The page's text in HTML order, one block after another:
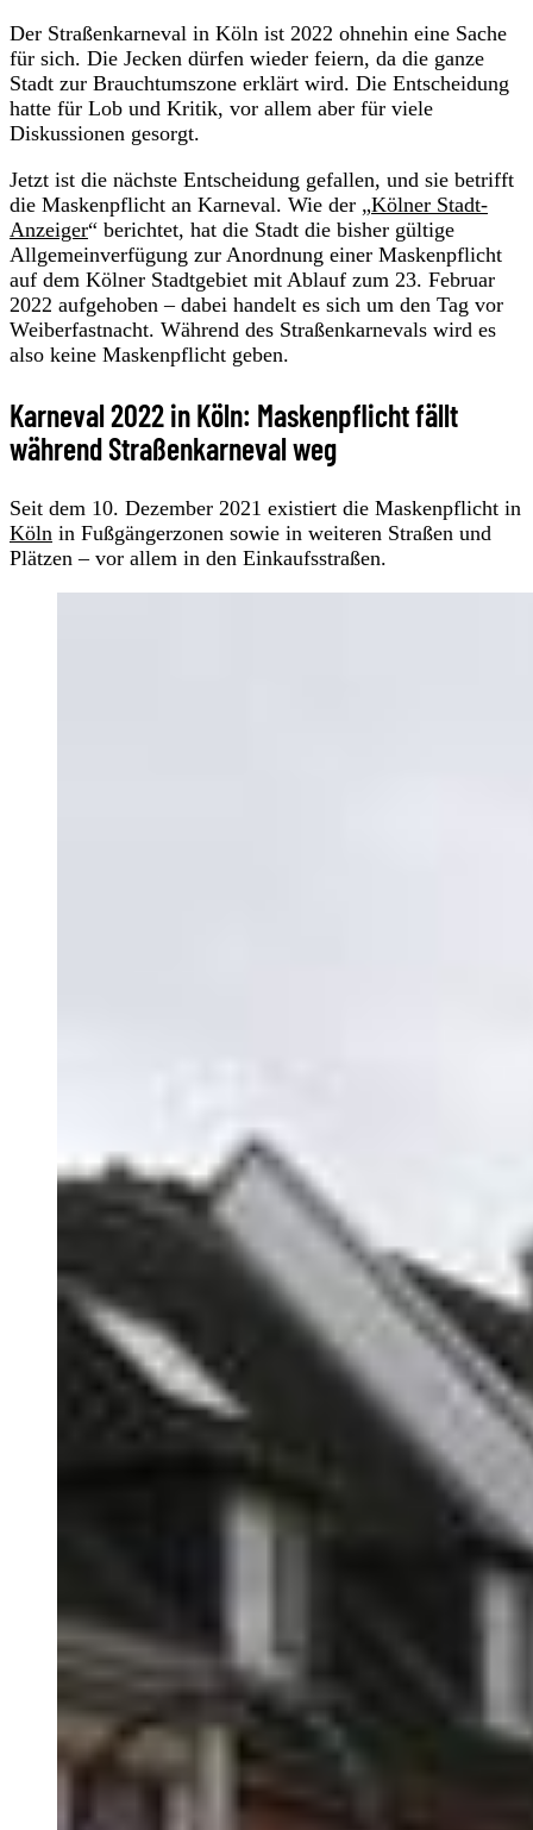
Der Straßenkarneval in Köln ist 2022 ohnehin eine Sache
für sich. Die Jecken dürfen wieder feiern, da die ganze
Stadt zur Brauchtumszone erklärt wird. Die Entscheidung
hatte für Lob und Kritik, vor allem aber für viele
Diskussionen gesorgt.
Jetzt ist die nächste Entscheidung gefallen, und sie betrifft
die Maskenpflicht an Karneval. Wie der „Kölner Stadt-
Anzeiger“ berichtet, hat die Stadt die bisher gültige
Allgemeinverfügung zur Anordnung einer Maskenpflicht
auf dem Kölner Stadtgebiet mit Ablauf zum 23. Februar
2022 aufgehoben – dabei handelt es sich um den Tag vor
Weiberfastnacht. Während des Straßenkarnevals wird es
also keine Maskenpflicht geben.
Karneval 2022 in Köln: Maskenpflicht fällt
während Straßenkarneval weg
Seit dem 10. Dezember 2021 existiert die Maskenpflicht in
Köln in Fußgängerzonen sowie in weiteren Straßen und
Plätzen – vor allem in den Einkaufsstraßen.